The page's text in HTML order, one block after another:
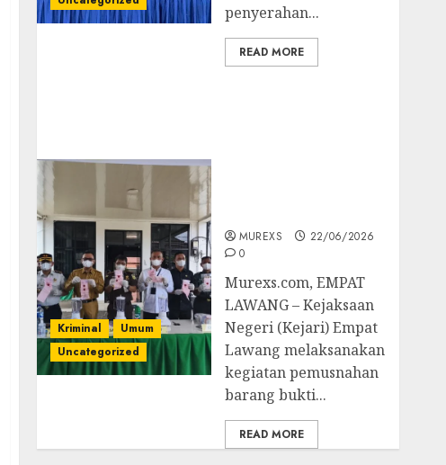
penyerahan...
READ MORE
Kriminal
Umum
Uncategorized
MUREXS
22/06/2026
0
‎Murexs.com, EMPAT
LAWANG – Kejaksaan
Negeri (Kejari) Empat
Lawang melaksanakan
kegiatan pemusnahan
barang bukti...
READ MORE